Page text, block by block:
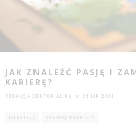
JAK ZNALEŹĆ PASJĘ I
KARIERĘ?
REDAKCJA EDUTORIAL.PL 31 LIP 2024
LIFESTYLE ROZWÓJ OSOBISTY